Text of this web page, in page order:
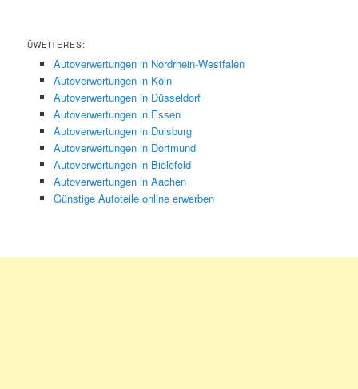
ÜWEITERES:
Autoverwertungen in Nordrhein-Westfalen
Autoverwertungen in Köln
Autoverwertungen in Düsseldorf
Autoverwertungen in Essen
Autoverwertungen in Duisburg
Autoverwertungen in Dortmund
Autoverwertungen in Bielefeld
Autoverwertungen in Aachen
Günstige Autoteile online erwerben